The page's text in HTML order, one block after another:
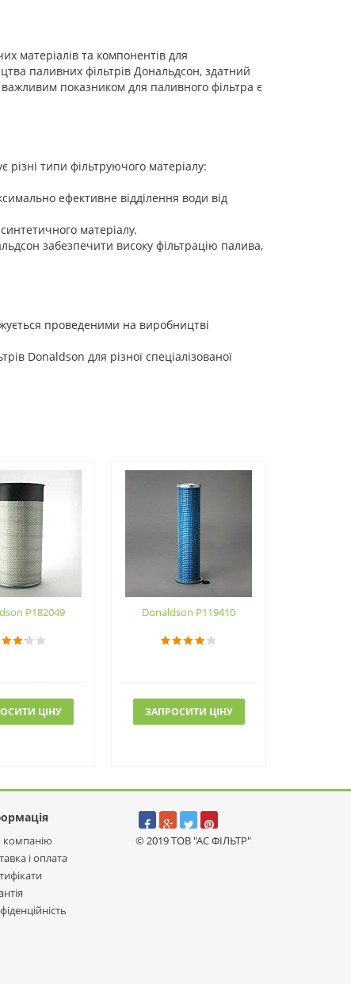
матеріалів та компонентів для
паливних фільтрів Дональдсон, здатний
показником для паливного фільтра є
типи фільтруючого матеріалу:
ефективне відділення води від
матеріалу.
забезпечити високу фільтрацію палива,
проведеними на виробництві
Donaldson для різної спеціалізованої
P182049
ЦІНУ
Donaldson P119410
ЗАПРОСИТИ ЦІНУ
компанію
і оплата
© 2019 ТОВ "АС ФІЛЬТР"